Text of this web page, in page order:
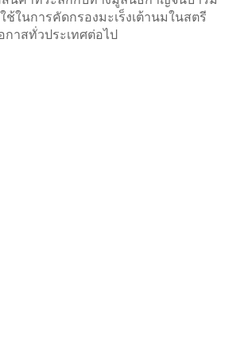
ช้ในการคัดกรองมะเร็งเต้านมในสตรี
กาสทั่วประเทศต่อไป